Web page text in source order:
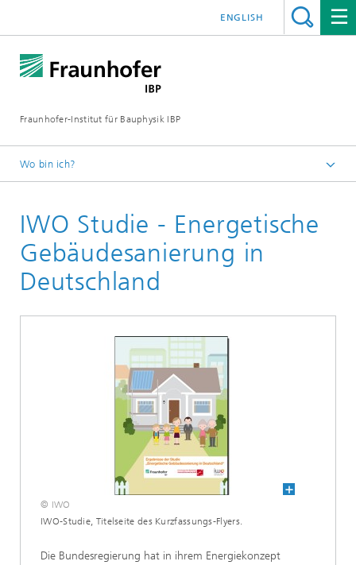
Fraunhofer-Institut für Bauphysik IBP
ENGLISH
Wo bin ich?
IWO Studie - Energetische
Gebäudesanierung in
Deutschland
© IWO
IWO-Studie, Titelseite des Kurzfassungs-Flyers.
Die Bundesregierung hat in ihrem Energiekonzept